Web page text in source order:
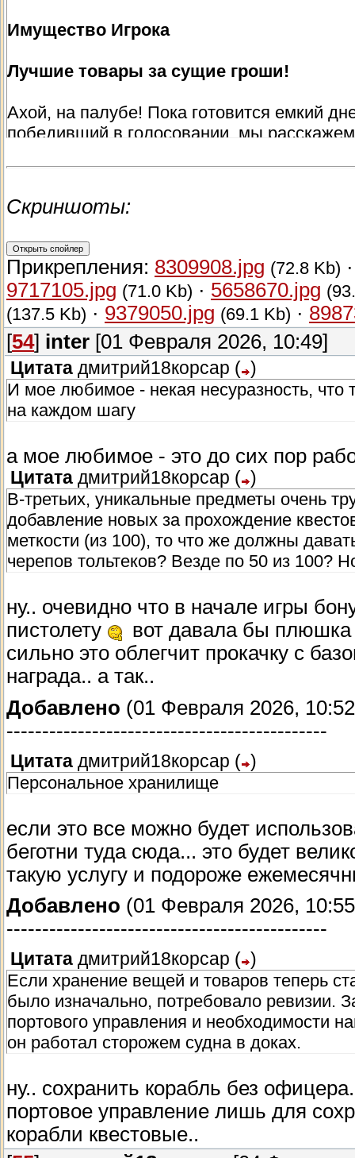
Имущество Игрока
Лучшие товары за сущие гроши!
Ахой, на палубе! Пока готовится емкий
победивший в голосовании, мы
Но прежде чем мы начнём обсуждать
of Pirates» в желаемое!
Глава 1 - Хранение
Настоящий капитан — это не только
барахольщик и "хомяк". Рано или поздно
в каюте забиты под завязку, а
же... Пора завязывать с этой кочевой
хранению.
Персональное хранилище
Отсутствие возможности сохранить где-
приходилось пользоваться багами и
палубе, что конечно же было не очень
переквалифицировался в полноценный
умеренную плату можно воспользоваться
Товарный пакгауз
Хранение товаров не самая
раздолье. Теперь в каждом городе
начальниками портовых управлений
обученные клерки в здании верфи
адекватные расценки
Корабельные доки
было изначально, потребовало ревизии.
портового управления и необходимости
он работал сторожем судна в доках.
- Для постановки корабля на прикол
Можно списать их на берег, выдав
эскадре.
- Портовое управление не приемлет
передаче в доки нужно будет его
- Разом продать всё в магазин
- Сгрузить в арендованный пакгауз (рабы
- В доках всегда будут всегда доступны
Место для офицеров
Скриншоты:
Прикрепления: 8309908.jpg (72.8 Kb)
9717105.jpg (71.0 Kb) · 5658670.jpg
(137.5 Kb) · 9379050.jpg (69.1 Kb) ·
[54] inter [01 Февраля 2026, 10:49]
Цитата дмитрий18корсар ( )
И мое любимое - некая несуразность,
на каждом шагу
а мое любимое - это до сих пор
Цитата дмитрий18корсар ( )
В-третьих, уникальные предметы очень
добавление новых за прохождение
меткости (из 100), то что же должны
черепов тольтеков? Везде по 50 из 100?
ну.. очевидно что в начале игры
пистолету
вот давала бы плюшка
сильно это облегчит прокачку с
награда.. а так..
Добавлено (01 Февраля 2026,
---------------------------------------------
Цитата дмитрий18корсар ( )
Персональное хранилище
если это все можно будет
беготни туда сюда... это будет
такую услугу и подороже
Добавлено (01 Февраля 2026,
---------------------------------------------
Цитата дмитрий18корсар ( )
Если хранение вещей и товаров теперь
было изначально, потребовало ревизии.
портового управления и необходимости
он работал сторожем судна в доках.
ну.. сохранить корабль без
портовое управление лишь для
корабли квестовые..